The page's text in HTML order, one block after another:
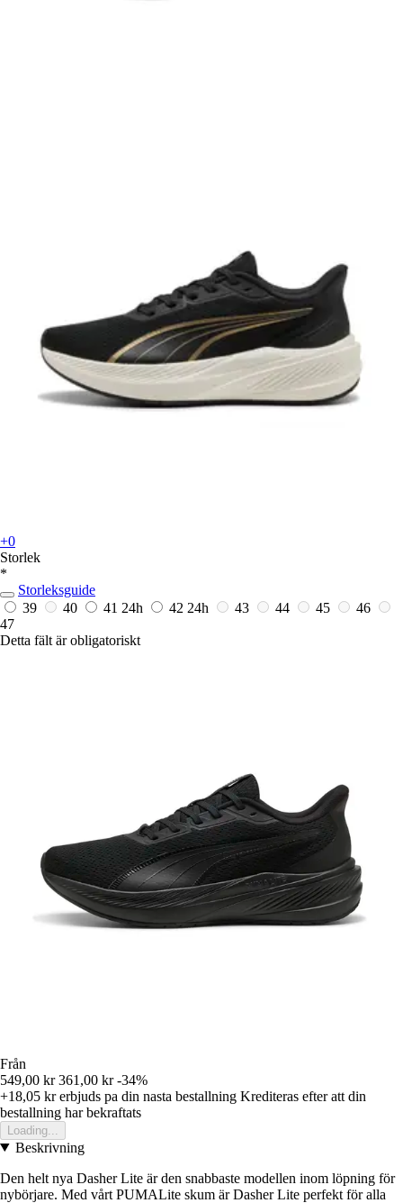
+0
Storlek
*
Storleksguide
39
40 41 24h 42 24h 43 44 45
46
47
Detta fält är obligatoriskt
Från
549,00 kr 361,00 kr -34%
+18,05 krerbjuds pa din nasta bestallning Krediteras efter att din
bestallning har bekraftats
Loading...
Beskrivning
Den helt nya Dasher Lite är den snabbaste modellen inom löpning för
nybörjare. Med vårt PUMALite skum är Dasher Lite perfekt för alla